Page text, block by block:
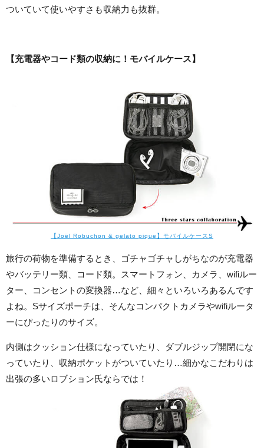
ついていて使いやすさも収納力も抜群。
【充電器やコード類の収納に！モバイルケース】
【Joël Robuchon & gelato pique】モバイルケースS
旅行の荷物を準備するとき、ゴチャゴチャしがちなのが充電器
やバッテリー類、コード類。スマートフォン、カメラ、wifiルー
ター、コンセントの変換器…など、細々といろいろあるんです
よね。Sサイズポーチは、そんなコンパクトカメラやwifiルータ
ーにぴったりのサイズ。
内側はクッション仕様になっていたり、ダブルジップ開閉にな
っていたり、収納ポケットがついていたり…細かなこだわりは
出張の多いロブション氏ならでは！